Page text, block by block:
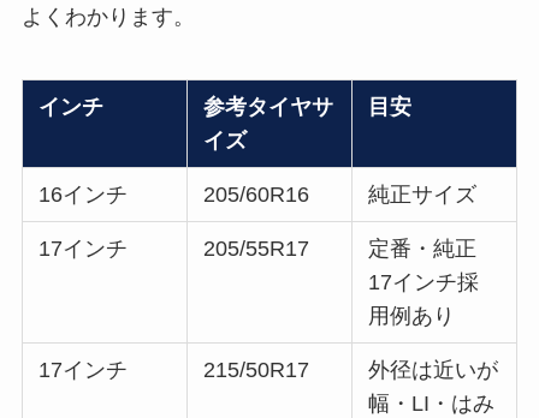
よくわかります。
インチ
参考タイヤサ
イズ
目安
16インチ 205/60R16 純正サイズ
17インチ 205/55R17
定番・純正
17インチ採
用例あり
17インチ 215/50R17
外径は近いが
幅・LI・はみ